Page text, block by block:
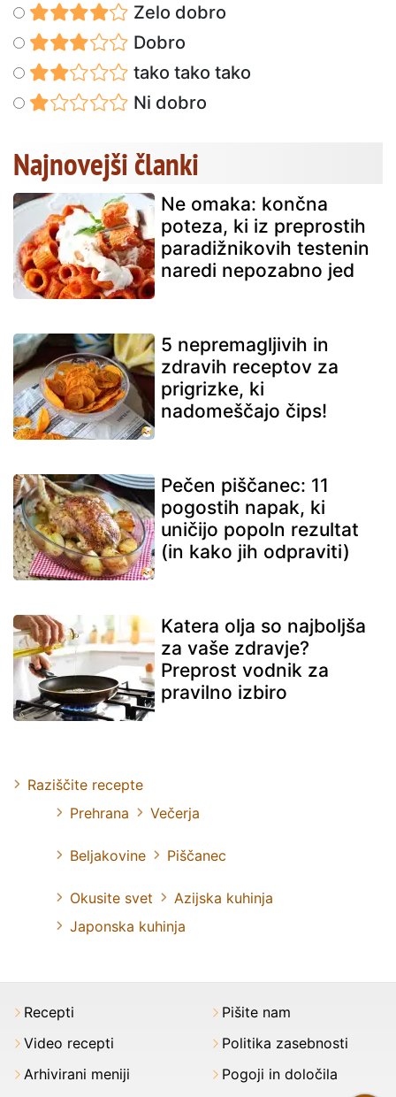
Zelo dobro
Dobro
tako tako tako
Ni dobro
Najnovejši članki
Ne omaka: končna
poteza, ki iz preprostih
paradižnikovih testenin
naredi nepozabno jed
5 nepremagljivih in
zdravih receptov za
prigrizke, ki
nadomeščajo čips!
Pečen piščanec: 11
pogostih napak, ki
uničijo popoln rezultat
(in kako jih odpraviti)
Katera olja so najboljša
za vaše zdravje?
Preprost vodnik za
pravilno izbiro
Raziščite recepte
Prehrana
Večerja
Beljakovine Piščanec
Okusite svet
Azijska kuhinja
Japonska kuhinja
Recepti
Video recepti
Arhivirani meniji
Pišite nam
Politika zasebnosti
Pogoji in določila